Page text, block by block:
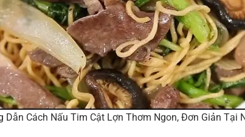
Dẫn Cách Nấu Tim Cật Lợn Thơm Ngon, Đơn Giản Tại